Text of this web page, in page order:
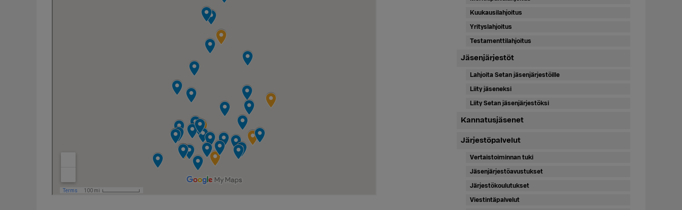
Kuukausilahjoitus
Yrityslahjoitus
Testamenttilahjoitus
Jäsenjärjestöt
Lahjoita Setan jäsenjärjestöille
Liity jäseneksi
Liity Setan jäsenjärjestöksi
Kannatusjäsenet
Järjestöpalvelut
Vertaistoiminnan tuki
Jäsenjärjestöavustukset
Järjestökoulutukset
Viestintäpalvelut